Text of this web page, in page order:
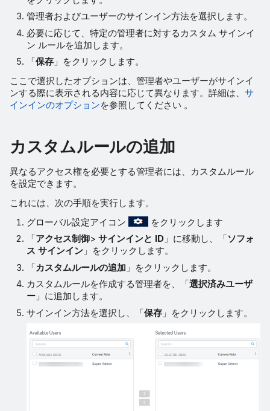
管理者およびユーザーのサインイン方法を選択します。
必要に応じて、特定の管理者に対するカスタム サインイ
ン ルールを追加します。
「保存 」をクリックします。
ここで選択したオプションは、管理者やユーザーがサインイ
ンする際に表示される内容に応じて異なります。詳細は、 サ
インインのオプションを参照してください 。
カスタムルールの追加
異なるアクセス権を必要とする管理者には、カスタムルール
を設定できます。
これには、次の手順を実行します。
グローバル設定アイコン
をクリックします
「アクセス制御>サインインと ID 」に移動し、「ソフォ
ス サインイン 」をクリックします。
「カスタムルールの追加 」をクリックします。
カスタムルールを作成する管理者を、「選択済みユーザ
ー 」に追加します。
サインイン方法を選択し、「保存 」をクリックします。